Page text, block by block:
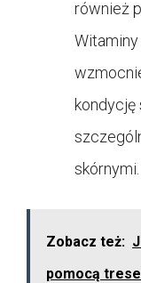
również
kondycję
skórnymi.
Zobacz też:
pomocą